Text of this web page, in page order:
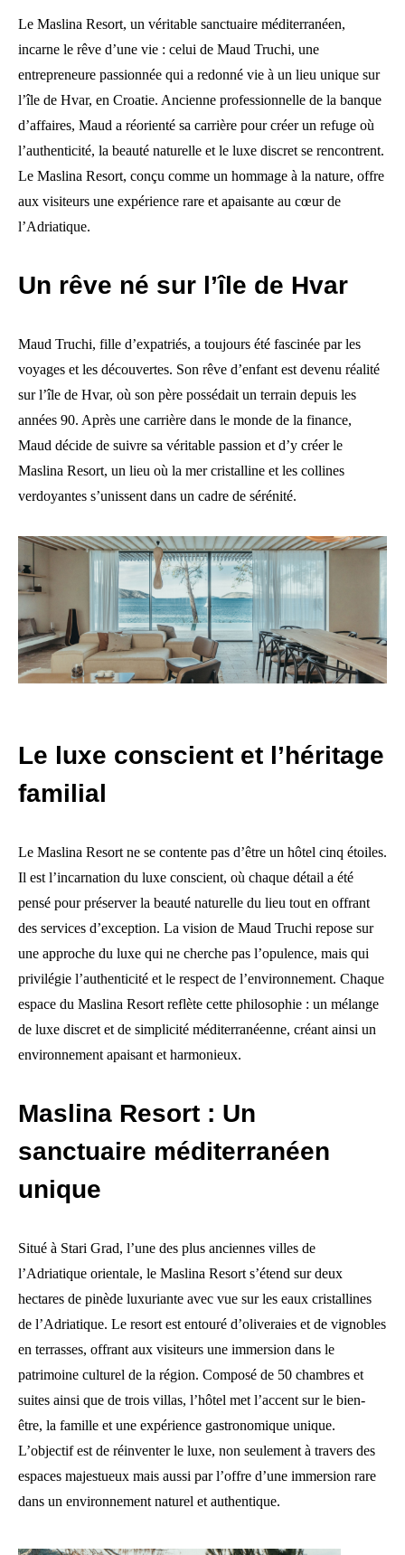
Le Maslina Resort, un véritable sanctuaire méditerranéen,
incarne le rêve d’une vie : celui de Maud Truchi, une
entrepreneure passionnée qui a redonné vie à un lieu unique sur
l’île de Hvar, en Croatie. Ancienne professionnelle de la banque
d’affaires, Maud a réorienté sa carrière pour créer un refuge où
l’authenticité, la beauté naturelle et le luxe discret se rencontrent.
Le Maslina Resort, conçu comme un hommage à la nature, offre
aux visiteurs une expérience rare et apaisante au cœur de
l’Adriatique.
Un rêve né sur l’île de Hvar
Maud Truchi, fille d’expatriés, a toujours été fascinée par les
voyages et les découvertes. Son rêve d’enfant est devenu réalité
sur l’île de Hvar, où son père possédait un terrain depuis les
années 90. Après une carrière dans le monde de la finance,
Maud décide de suivre sa véritable passion et d’y créer le
Maslina Resort, un lieu où la mer cristalline et les collines
verdoyantes s’unissent dans un cadre de sérénité.
Le luxe conscient et l’héritage
familial
Le Maslina Resort ne se contente pas d’être un hôtel cinq étoiles.
Il est l’incarnation du luxe conscient, où chaque détail a été
pensé pour préserver la beauté naturelle du lieu tout en offrant
des services d’exception. La vision de Maud Truchi repose sur
une approche du luxe qui ne cherche pas l’opulence, mais qui
privilégie l’authenticité et le respect de l’environnement. Chaque
espace du Maslina Resort reflète cette philosophie : un mélange
de luxe discret et de simplicité méditerranéenne, créant ainsi un
environnement apaisant et harmonieux.
Maslina Resort : Un
sanctuaire méditerranéen
unique
Situé à Stari Grad, l’une des plus anciennes villes de
l’Adriatique orientale, le Maslina Resort s’étend sur deux
hectares de pinède luxuriante avec vue sur les eaux cristallines
de l’Adriatique. Le resort est entouré d’oliveraies et de vignobles
en terrasses, offrant aux visiteurs une immersion dans le
patrimoine culturel de la région. Composé de 50 chambres et
suites ainsi que de trois villas, l’hôtel met l’accent sur le bien-
être, la famille et une expérience gastronomique unique.
L’objectif est de réinventer le luxe, non seulement à travers des
espaces majestueux mais aussi par l’offre d’une immersion rare
dans un environnement naturel et authentique.